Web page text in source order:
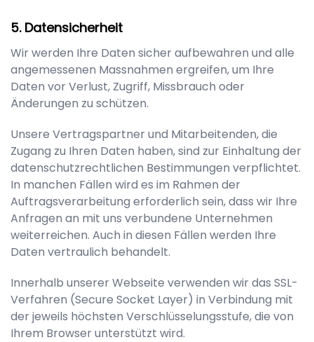
Datensicherheit
Wir werden Ihre Daten sicher aufbewahren und alle
angemessenen Massnahmen ergreifen, um Ihre
Daten vor Verlust, Zugriff, Missbrauch oder
Änderungen zu schützen.
Unsere Vertragspartner und Mitarbeitenden, die
Zugang zu Ihren Daten haben, sind zur Einhaltung der
datenschutzrechtlichen Bestimmungen verpflichtet.
In manchen Fällen wird es im Rahmen der
Auftragsverarbeitung erforderlich sein, dass wir Ihre
Anfragen an mit uns verbundene Unternehmen
weiterreichen. Auch in diesen Fällen werden Ihre
Daten vertraulich behandelt.
Innerhalb unserer Webseite verwenden wir das SSL-
Verfahren (Secure Socket Layer) in Verbindung mit
der jeweils höchsten Verschlüsselungsstufe, die von
Ihrem Browser unterstützt wird.